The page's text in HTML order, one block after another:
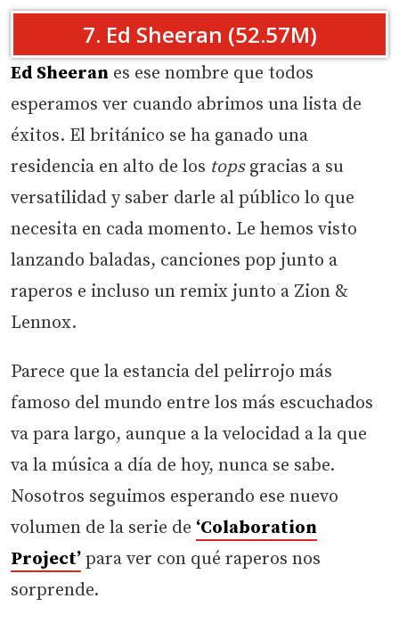
7. Ed Sheeran (52.57M)
Ed Sheeran es ese nombre que todos
esperamos ver cuando abrimos una lista de
éxitos. El británico se ha ganado una
residencia en alto de los topsgracias a su
versatilidad y saber darle al público lo que
necesita en cada momento. Le hemos visto
lanzando baladas, canciones pop junto a
raperos e incluso un remix junto a Zion &
Lennox.
Parece que la estancia del pelirrojo más
famoso del mundo entre los más escuchados
va para largo, aunque a la velocidad a la que
va la música a día de hoy, nunca se sabe.
Nosotros seguimos esperando ese nuevo
volumen de la serie de ‘Colaboration
Project’ para ver con qué raperos nos
sorprende.